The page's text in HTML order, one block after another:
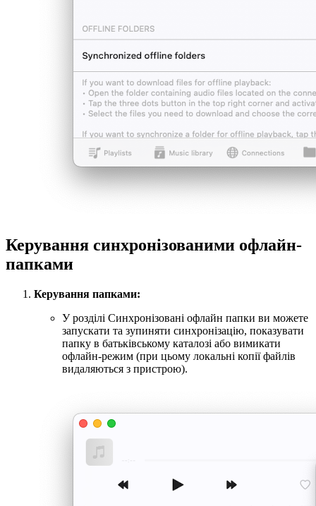
Керування синхронізованими офлайн-
папками
Керування папками:
У розділі Синхронізовані офлайн папки ви можете
запускати та зупиняти синхронізацію, показувати
папку в батьківському каталозі або вимикати
офлайн-режим (при цьому локальні копії файлів
видаляються з пристрою).